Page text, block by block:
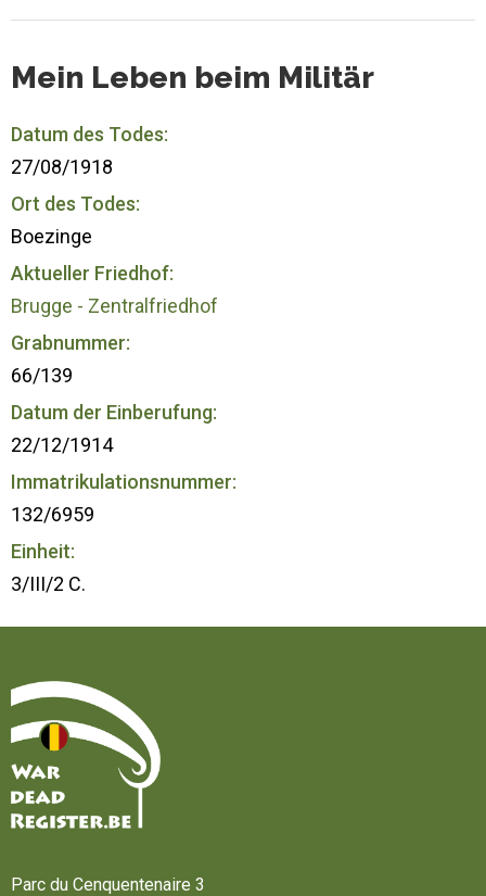
Mein Leben beim Militär
Datum des Todes:
27/08/1918
Ort des Todes:
Boezinge
Aktueller Friedhof:
Brugge - Zentralfriedhof
Grabnummer:
66/139
Datum der Einberufung:
22/12/1914
Immatrikulationsnummer:
132/6959
Einheit:
3/III/2 C.
Parc du Cenquentenaire 3